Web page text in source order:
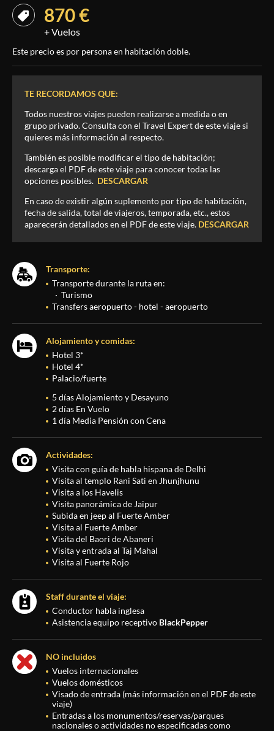
870 €
+ Vuelos
Este precio es por persona en habitación doble.
TE RECORDAMOS QUE:
Todos nuestros viajes pueden realizarse a medida o en
grupo privado. Consulta con el Travel Expert de este viaje si
quieres más información al respecto.
También es posible modificar el tipo de habitación;
descarga el PDF de este viaje para conocer todas las
opciones posibles. DESCARGAR
En caso de existir algún suplemento por tipo de habitación,
fecha de salida, total de viajeros, temporada, etc., estos
aparecerán detallados en el PDF de este viaje. DESCARGAR
Transporte:
Transporte durante la ruta en:
Turismo
Transfers aeropuerto - hotel - aeropuerto
Alojamiento y comidas:
Hotel 3*
Hotel 4*
Palacio/fuerte
5 días Alojamiento y Desayuno
2 días En Vuelo
1 día Media Pensión con Cena
Actividades:
Visita con guía de habla hispana de Delhi
Visita al templo Rani Sati en Jhunjhunu
Visita a los Havelis
Visita panorámica de Jaipur
Subida en jeep al Fuerte Amber
Visita al Fuerte Amber
Visita del Baori de Abaneri
Visita y entrada al Taj Mahal
Visita al Fuerte Rojo
Staff durante el viaje:
Conductor habla inglesa
Asistencia equipo receptivo BlackPepper
NO incluidos
Vuelos internacionales
Vuelos domésticos
Visado de entrada (más información en el PDF de este
viaje)
Entradas a los monumentos/reservas/parques
nacionales o actividades no especificadas como